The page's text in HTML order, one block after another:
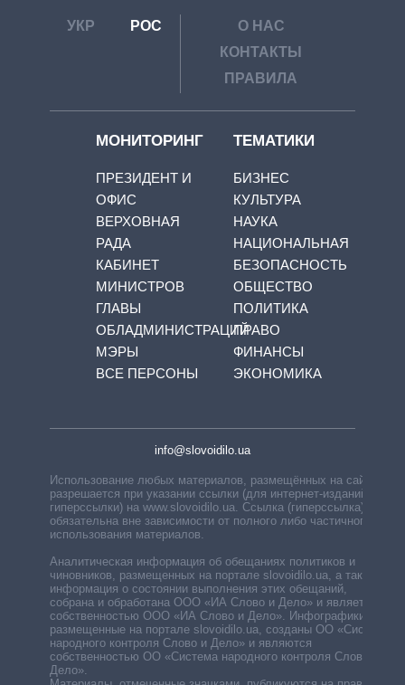
УКР РОС
О НАС
КОНТАКТЫ
ПРАВИЛА
МОНИТОРИНГ
ПРЕЗИДЕНТ И
ОФИС
ВЕРХОВНАЯ
РАДА
КАБИНЕТ
МИНИСТРОВ
ГЛАВЫ
ОБЛАДМИНИСТРАЦИЙ
МЭРЫ
ВСЕ ПЕРСОНЫ
ТЕМАТИКИ
БИЗНЕС
КУЛЬТУРА
НАУКА
НАЦИОНАЛЬНАЯ
БЕЗОПАСНОСТЬ
ОБЩЕСТВО
ПОЛИТИКА
ПРАВО
ФИНАНСЫ
ЭКОНОМИКА
info@slovoidilo.ua
Использование любых материалов, размещённых на сайте,
разрешается при указании ссылки (для интернет-изданий —
гиперссылки) на www.slovoidilo.ua. Ссылка (гиперссылка)
обязательна вне зависимости от полного либо частичного
использования материалов.
Аналитическая информация об обещаниях политиков и
чиновников, размещенных на портале slovoidilo.ua, а также
информация о состоянии выполнения этих обещаний,
собрана и обработана ООО «ИА Слово и Дело» и является
собственностью ООО «ИА Слово и Дело». Инфографики,
размещенные на портале slovoidilo.ua, созданы ОО «Система
народного контроля Слово и Дело» и являются
собственностью ОО «Система народного контроля Слово и
Дело».